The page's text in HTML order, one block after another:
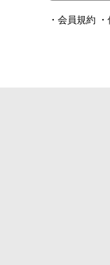
・会員規約